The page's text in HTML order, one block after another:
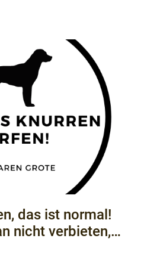
auf strenges
bestanden wird und
das ist normal!
nicht verbieten,